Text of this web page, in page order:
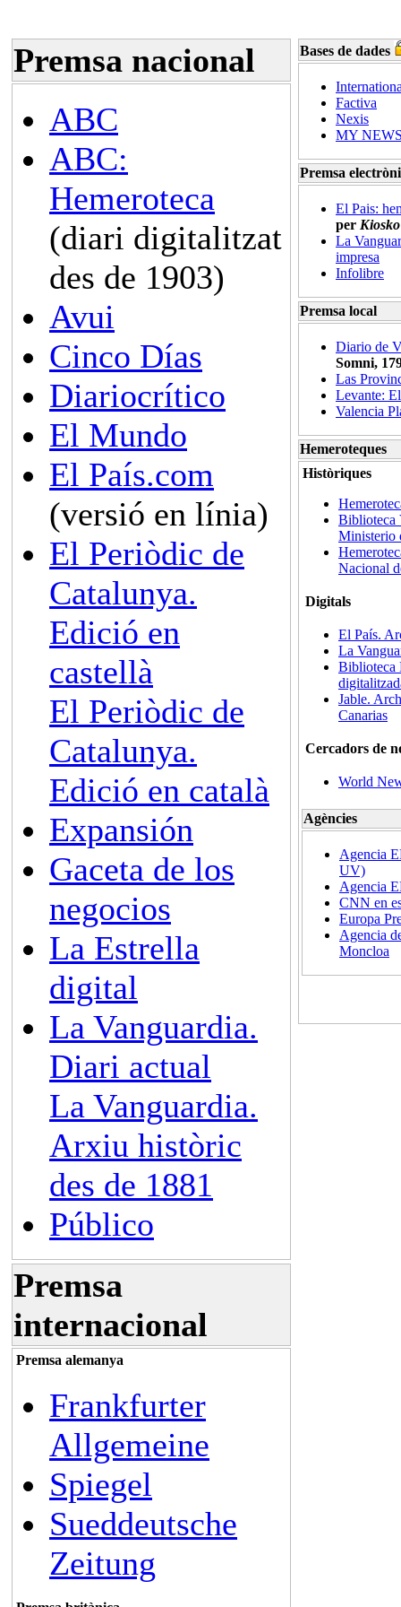
Premsa nacional
ABC
ABC:
Hemeroteca
(diari digitalitzat
des de 1903)
Avui
Cinco Días
Diariocrítico
El Mundo
El País.com
(versió en línia)
El Periòdic de
Catalunya.
Edició en
castellà
El Periòdic de
Catalunya.
Edició en català
Expansión
Gaceta de los
negocios
La Estrella
digital
La Vanguardia.
Diari actual
La Vanguardia.
Arxiu històric
des de 1881
Público
Premsa
internacional
Premsa alemanya
Frankfurter
Allgemeine
Spiegel
Sueddeutsche
Zeitung
Bases de dades
Factiva
Nexis
MY
Premsa
El Pais:
per
La
impresa
Infolibre
Premsa local
Diario de
Somni,
Las
Levante:
Valencia
Hemeroteques
Històriques
Biblioteca
Ministerio
Nacional
Digitals
El País.
La
Biblioteca
Jable.
Canarias
Cercadors de
World
Agències
Agencia
UV)
Agencia
CNN en
Europa
Agencia
Moncloa